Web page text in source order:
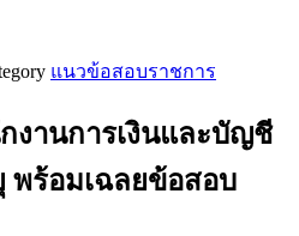
แนวข้อสอบราชการ
งานการเงินและบัญชี
พร้อมเฉลยข้อสอบ